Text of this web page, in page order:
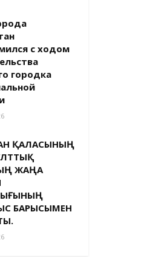
с ходом
городка
ҚАЛАСЫНЫҢ
ЖАҢА
БАРЫСЫМЕН